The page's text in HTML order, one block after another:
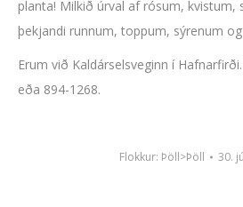
planta! Milkið úrval af rósum,
þekjandi runnum, toppum, sýrenum
Erum við Kaldárselsveginn í
eða 894-1268.
Flokkur: Þöll>Þöll 30.